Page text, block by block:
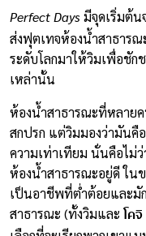
Perfect Daysมีจุดเริ่มต้น
ส่งฟุตเทจห้องน้ำสาธาร
ระดับโลกมาให้วิมเพื่อชัก
เหล่านั้น
ห้องน้ำสาธารณะที่หลาย
สกปรก แต่วิมมองว่ามัน
ความเท่าเทียม นั่นคือไม่
ห้องน้ำสาธารณะอยู่ดี ใน
เป็นอาชีพที่ต่ำต้อยและมั
สาธารณะ (ทั้งวิมและ โค